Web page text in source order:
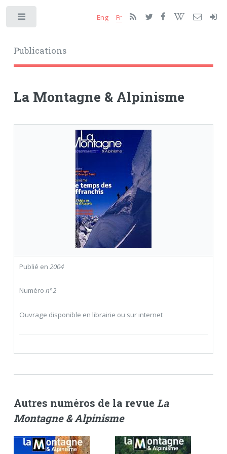
Publications
Eng Fr
La Montagne & Alpinisme
Publié en 2004
Numéro n°2
Ouvrage disponible en librairie ou sur internet
Autres numéros de la revue La
Montagne & Alpinisme